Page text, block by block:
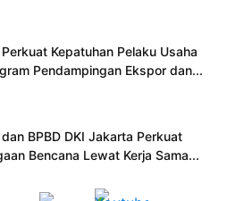
Kepatuhan Pelaku Usaha
Pendampingan Ekspor dan...
BPBD DKI Jakarta Perkuat
Bencana Lewat Kerja Sama...